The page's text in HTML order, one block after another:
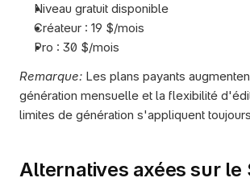
Niveau gratuit disponible
Créateur : 19 $/mois
Pro : 30 $/mois
Remarque: Les plans payants
génération mensuelle et la flexibilité
limites de génération s'appliquent
Alternatives axées sur le